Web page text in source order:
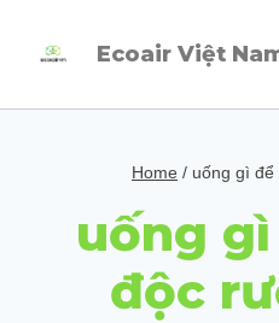
Ecoair Việt
Home / uống gì
uống
độc